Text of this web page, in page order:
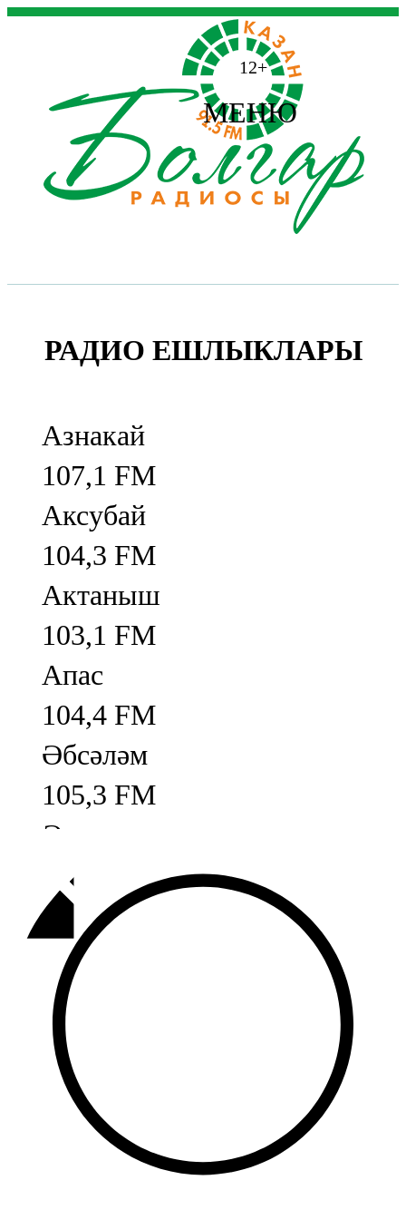
12+
МЕНЮ
РАДИО ЕШЛЫКЛАРЫ
Азнакай
107,1 FM
Аксубай
104,3 FM
Актаныш
103,1 FM
Апас
104,4 FM
Әбсәләм
105,3 FM
Әлмәт
92,9 FM
Базарлы матак
107,1 FM
Балык бистәсе
104,9 FM
Баулы
107,5 FM
Биләр